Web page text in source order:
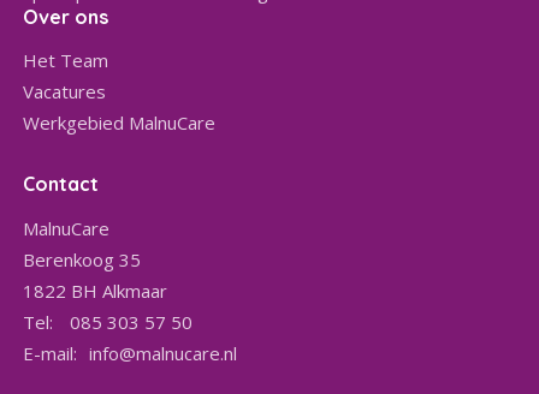
Over ons
Het Team
Vacatures
Werkgebied MalnuCare
Contact
MalnuCare
Berenkoog 35
1822 BH Alkmaar
Tel:
085 303 57 50
E-mail: info@malnucare.nl